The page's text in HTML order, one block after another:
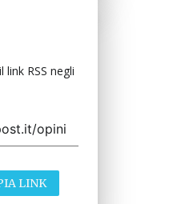
RSS negli
LINK